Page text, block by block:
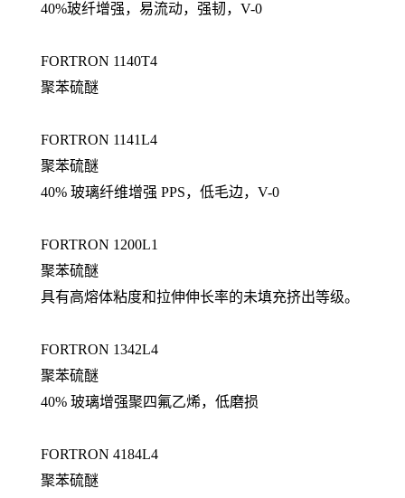
40%玻纤增强，易流动，强韧，V-0
FORTRON 1140T4
聚苯硫醚
FORTRON 1141L4
聚苯硫醚
40% 玻璃纤维增强 PPS，低毛边，V-0
FORTRON 1200L1
聚苯硫醚
具有高熔体粘度和拉伸伸长率的未填充挤出等级。
FORTRON 1342L4
聚苯硫醚
40% 玻璃增强聚四氟乙烯，低磨损
FORTRON 4184L4
聚苯硫醚